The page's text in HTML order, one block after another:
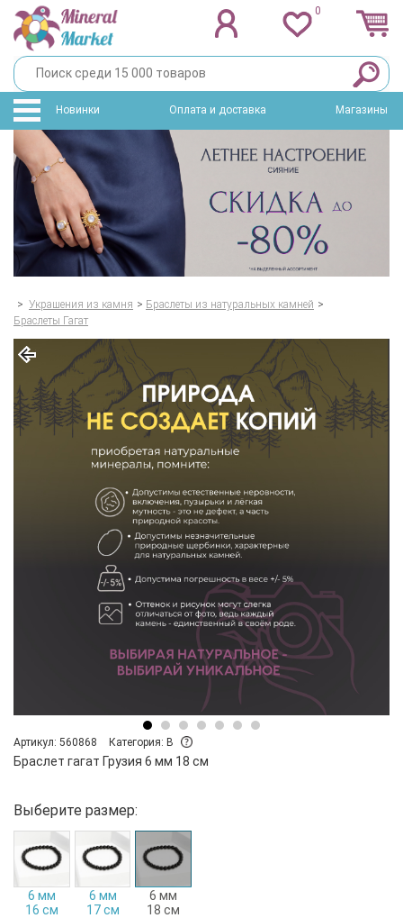
0
Новинки Оплата и доставка Магазины
> Украшения из камня > Браслеты из натуральных камней >
Браслеты Гагат
Артикул: 560868 Категория: B
Браслет гагат Грузия 6 мм 18 см
Выберите размер:
6 мм
16 см
6 мм
17 см
6 мм
18 см